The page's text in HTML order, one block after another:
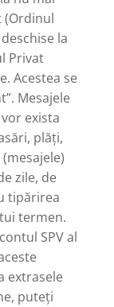
(Ordinul
la
Privat
Acestea se
Mesajele
exista
plăți,
zile, de
tipărirea
termen.
SPV al
extrasele
puteți